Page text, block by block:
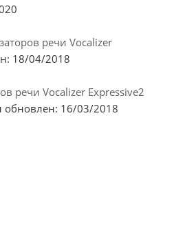
речи Vocalizer
18/04/2018
речи Vocalizer Expressive2
обновлен: 16/03/2018